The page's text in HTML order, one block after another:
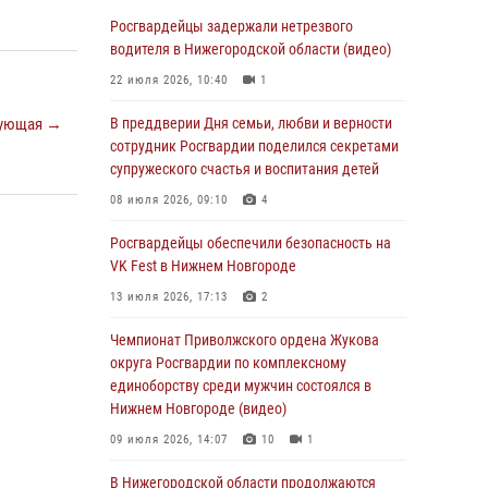
→
Росгвардии «по горячим следам» задержали
правонарушителя за стрельбу
17 июля 2026, 05:17
В Нижегородской области продолжаются
мероприятия в рамках всероссийской
ведомственной акции «Каникулы с
Росгвардейцы обеспечили безопасность на
VK Fest в Нижнем Новгороде
Нижегородские росгвардейцы за
прошедшую неделю выезжали более 750 раз
по сигналу «тревога»
13 июля 2026, 06:45
Росгвардейцы предотвратили серию краж в
Росгвардейцы задержали нетрезвого
водителя в Нижегородской области (видео)
22 июля 2026, 10:40 1
В преддверии Дня семьи, любви и верности
сотрудник Росгвардии поделился секретами
супружеского счастья и воспитания детей
08 июля 2026, 09:10 4
Росгвардейцы обеспечили безопасность на
VK Fest в Нижнем Новгороде
13 июля 2026, 17:13 2
Чемпионат Приволжского ордена Жукова
округа Росгвардии по комплексному
единоборству среди мужчин состоялся в
Нижнем Новгороде (видео)
09 июля 2026, 14:07 10 1
В Нижегородской области продолжаются